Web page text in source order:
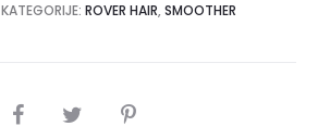
KATEGORIJE: ROVER HAIR, SMOOTHER
SHARE